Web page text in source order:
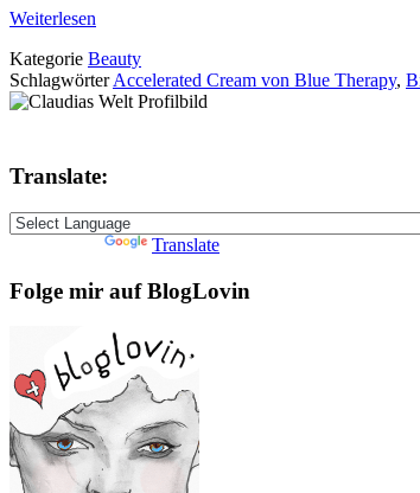
Weiterlesen
Kategorie Beauty
SchlagwörterAccelerated Cream von Blue Therapy,
Translate:
Translate
Folge mir auf BlogLovin